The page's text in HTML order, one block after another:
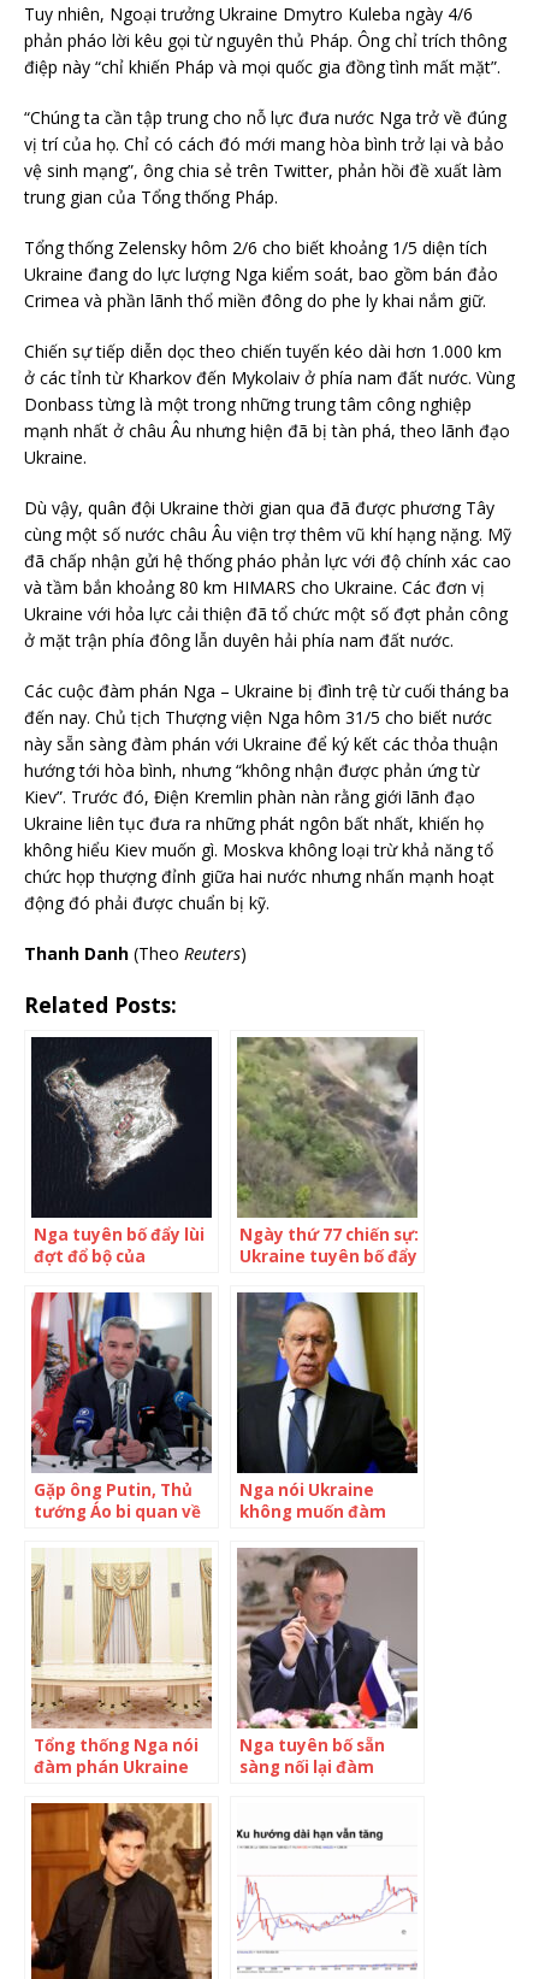
Tuy nhiên, Ngoại trưởng Ukraine Dmytro Kuleba ngày 4/6
phản pháo lời kêu gọi từ nguyên thủ Pháp. Ông chỉ trích thông
điệp này “chỉ khiến Pháp và mọi quốc gia đồng tình mất mặt”.
“Chúng ta cần tập trung cho nỗ lực đưa nước Nga trở về đúng
vị trí của họ. Chỉ có cách đó mới mang hòa bình trở lại và bảo
vệ sinh mạng”, ông chia sẻ trên Twitter, phản hồi đề xuất làm
trung gian của Tổng thống Pháp.
Tổng thống Zelensky hôm 2/6 cho biết khoảng 1/5 diện tích
Ukraine đang do lực lượng Nga kiểm soát, bao gồm bán đảo
Crimea và phần lãnh thổ miền đông do phe ly khai nắm giữ.
Chiến sự tiếp diễn dọc theo chiến tuyến kéo dài hơn 1.000 km
ở các tỉnh từ Kharkov đến Mykolaiv ở phía nam đất nước. Vùng
Donbass từng là một trong những trung tâm công nghiệp
mạnh nhất ở châu Âu nhưng hiện đã bị tàn phá, theo lãnh đạo
Ukraine.
Dù vậy, quân đội Ukraine thời gian qua đã được phương Tây
cùng một số nước châu Âu viện trợ thêm vũ khí hạng nặng. Mỹ
đã chấp nhận gửi hệ thống pháo phản lực với độ chính xác cao
và tầm bắn khoảng 80 km HIMARS cho Ukraine. Các đơn vị
Ukraine với hỏa lực cải thiện đã tổ chức một số đợt phản công
ở mặt trận phía đông lẫn duyên hải phía nam đất nước.
Các cuộc đàm phán Nga – Ukraine bị đình trệ từ cuối tháng ba
đến nay. Chủ tịch Thượng viện Nga hôm 31/5 cho biết nước
này sẵn sàng đàm phán với Ukraine để ký kết các thỏa thuận
hướng tới hòa bình, nhưng “không nhận được phản ứng từ
Kiev”. Trước đó, Điện Kremlin phàn nàn rằng giới lãnh đạo
Ukraine liên tục đưa ra những phát ngôn bất nhất, khiến họ
không hiểu Kiev muốn gì. Moskva không loại trừ khả năng tổ
chức họp thượng đỉnh giữa hai nước nhưng nhấn mạnh hoạt
động đó phải được chuẩn bị kỹ.
Thanh Danh (Theo Reuters)
Related Posts:
Nga tuyên bố đẩy lùi
đợt đổ bộ của
tiêu
Ngày thứ 77 chiến sự:
Ukraine tuyên bố đẩy
Gặp ông Putin, Thủ
tướng Áo bi quan về
Ukraine
Nga nói Ukraine
không muốn đàm
Tổng thống Nga nói
đàm phán Ukraine
Nga tuyên bố sẵn
sàng nối lại đàm